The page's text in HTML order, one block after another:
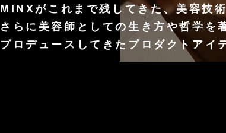
MINXがこれまで残してきた、美容技術
さらに美容師としての生き方や哲学を
プロデュースしてきたプロダクトアイ